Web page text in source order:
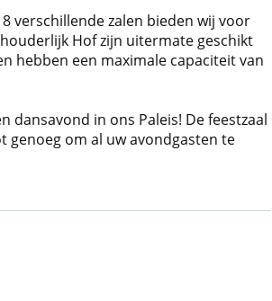
verschillende zalen bieden wij voor
Hof zijn uitermate geschikt
hebben een maximale capaciteit van
dansavond in ons Paleis! De feestzaal
om al uw avondgasten te